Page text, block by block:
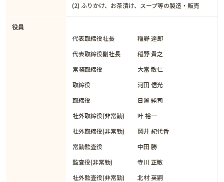
(2) ふりかけ、お茶漬け、スープ等の製造・販売
役員
代表取締役社長
稲野 達郎
代表取締役副社長
稲野 貴之
常務取締役
大當 敏仁
取締役
河田 信光
取締役
日置 純司
社外取締役(非常勤)
叶 裕一
社外取締役(非常勤)
岡井 紀代香
常勤監査役
中田 勝
監査役(非常勤)
寺川 正敏
社外監査役(非常勤)
北村 英嗣